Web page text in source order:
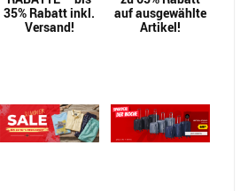
35% Rabatt inkl.
Versand!
auf ausgewählte
Artikel!